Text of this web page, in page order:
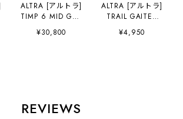
ALTRA [アルトラ]
TIMP 6 MID GTX
M [AL0A85UR] テ
ィンプ 6 ミッド
・トレイルランニ
ングシューズ・
¥30,800
ALTRA [アルトラ]
TRAIL GAITER
[AL16301R] トレ
イルゲイター・ク
¥4,950
REVIEWS